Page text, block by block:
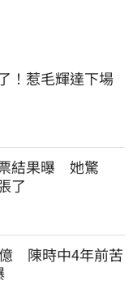
！惹毛輝達下場
結果曝　她驚
了
　陳時中4年前苦